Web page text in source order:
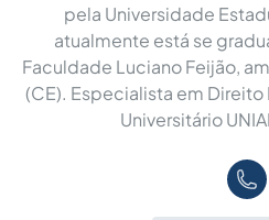
pela Universidade
atualmente está se
Faculdade Luciano Feijão,
(CE). Especialista em
Universitário